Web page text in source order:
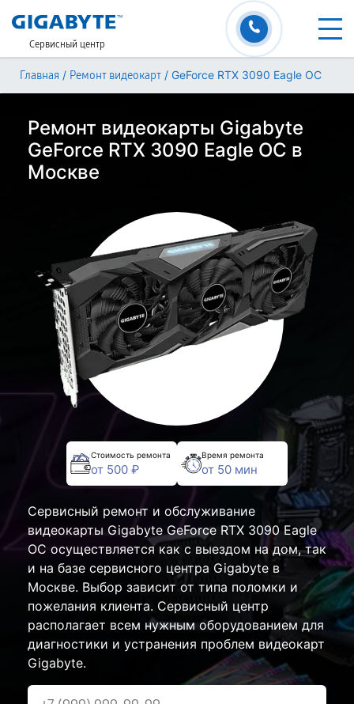
Сервисный центр
Главная / Ремонт видеокарт / GeForce RTX 3090 Eagle OC
Ремонт видеокарты Gigabyte
GeForce RTX 3090 Eagle OC в
Москве
Стоимость ремонта
от 500 ₽
Время ремонта
от 50 мин
Сервисный ремонт и обслуживание
видеокарты Gigabyte GeForce RTX 3090 Eagle
OC осуществляется как с выездом на дом, так
и на базе сервисного центра Gigabyte в
Москве. Выбор зависит от типа поломки и
пожелания клиента. Сервисный центр
располагает всем нужным оборудованием для
диагностики и устранения проблем видеокарт
Gigabyte.